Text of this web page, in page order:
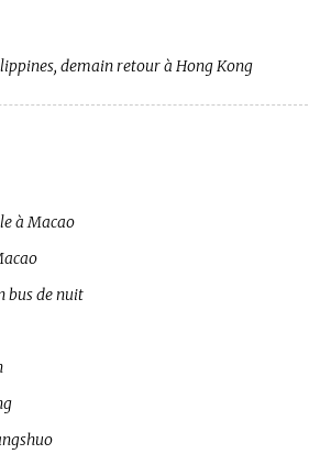
demain retour à Hong Kong
à Macao
bus de nuit